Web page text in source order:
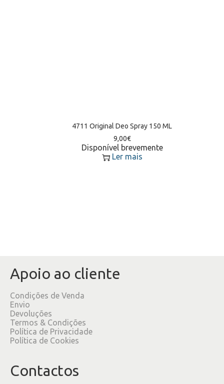
4711 Original Deo Spray 150 ML
9,00€
Disponível brevemente
Ler mais
Apoio ao cliente
Condições de Venda
Envio
Devoluções
Termos & Condições
Política de Privacidade
Política de Cookies
Contactos